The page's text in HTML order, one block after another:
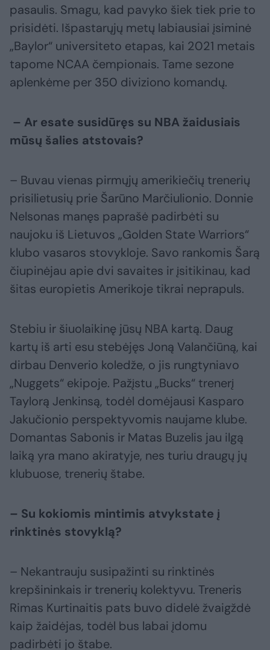
pasaulis. Smagu, kad pavyko šiek tiek prie to
prisidėti. Išpastarųjų metų labiausiai įsiminė
„Baylor“ universiteto etapas, kai 2021 metais
tapome NCAA čempionais. Tame sezone
aplenkėme per 350 diviziono komandų.
– Ar esate susidūręs su NBA žaidusiais
mūsų šalies atstovais?
– Buvau vienas pirmųjų amerikiečių trenerių
prisilietusių prie Šarūno Marčiulionio. Donnie
Nelsonas manęs paprašė padirbėti su
naujoku iš Lietuvos „Golden State Warriors“
klubo vasaros stovykloje. Savo rankomis Šarą
čiupinėjau apie dvi savaites ir įsitikinau, kad
šitas europietis Amerikoje tikrai neprapuls.
Stebiu ir šiuolaikinę jūsų NBA kartą. Daug
kartų iš arti esu stebėjęs Joną Valančiūną, kai
dirbau Denverio koledže, o jis rungtyniavo
„Nuggets“ ekipoje. Pažįstu „Bucks“ trenerį
Taylorą Jenkinsą, todėl domėjausi Kasparo
Jakučionio perspektyvomis naujame klube.
Domantas Sabonis ir Matas Buzelis jau ilgą
laiką yra mano akiratyje, nes turiu draugų jų
klubuose, trenerių štabe.
– Su kokiomis mintimis atvykstate į
rinktinės stovyklą?
– Nekantrauju susipažinti su rinktinės
krepšininkais ir trenerių kolektyvu. Treneris
Rimas Kurtinaitis pats buvo didelė žvaigždė
kaip žaidėjas, todėl bus labai įdomu
padirbėti jo štabe.